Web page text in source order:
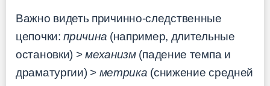
Важно видеть причинно-следственные
цепочки:причина (например, длительные
остановки) >механизм(падение темпа и
драматургии) > метрика (снижение средней